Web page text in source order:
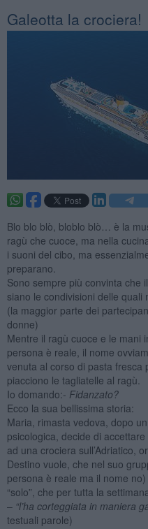
Galeotta la crociera!
Blo blo blò, bloblo blò… è la
ragù che cuoce, ma nella
i suoni del cibo, ma
preparano.
Sono sempre più convinta che
siano le condivisioni delle quali
(la maggior parte dei
donne)
Mentre il ragù cuoce e le mani
persona è reale, il nome
venuta al corso di pasta fresca
piacciono le tagliatelle al ragù.
Io domando:- Fidanzato?
Ecco la sua bellissima storia:
Maria, rimasta vedova, dopo
psicologica, decide di accettare
ad una crociera sull’Adriatico,
Destino vuole, che nel suo
persona è reale ma il nome
“solo”, che per tutta la
– “l’ha corteggiata in maniera
testuali parole)